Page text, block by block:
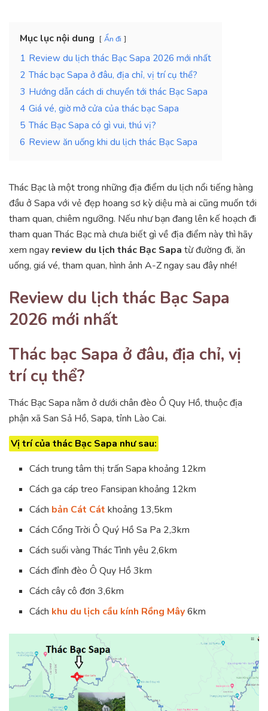
Mục lục nội dung Ẩn đi
1 Review du lịch thác Bạc Sapa 2026 mới nhất
2 Thác bạc Sapa ở đâu, địa chỉ, vị trí cụ thể?
3 Hướng dẫn cách di chuyển tới thác Bạc Sapa
4 Giá vé, giờ mở cửa của thác bạc Sapa
5 Thác Bạc Sapa có gì vui, thú vị?
6 Review ăn uống khi du lịch thác Bạc Sapa
Thác Bạc là một trong những địa điểm du lịch nổi tiếng hàng
đầu ở Sapa với vẻ đẹp hoang sơ kỳ diệu mà ai cũng muốn tới
tham quan, chiêm ngưỡng. Nếu như bạn đang lên kế hoạch đi
tham quan Thác Bạc mà chưa biết gì về địa điểm này thì hãy
xem ngay review du lịch thác Bạc Sapa từ đường đi, ăn
uống, giá vé, tham quan, hình ảnh A-Z ngay sau đây nhé!
Review du lịch thác Bạc Sapa
2026 mới nhất
Thác bạc Sapa ở đâu, địa chỉ, vị
trí cụ thể?
Thác Bạc Sapa nằm ở dưới chân đèo Ô Quy Hồ, thuộc địa
phận xã San Sả Hồ, Sapa, tỉnh Lào Cai.
Vị trí của thác Bạc Sapa như sau:
Cách trung tâm thị trấn Sapa khoảng 12km
Cách ga cáp treo Fansipan khoảng 12km
Cách bản Cát Cát khoảng 13,5km
Cách Cổng Trời Ô Quý Hồ Sa Pa 2,3km
Cách suối vàng Thác Tình yêu 2,6km
Cách đỉnh đèo Ô Quy Hồ 3km
Cách cây cô đơn 3,6km
Cách khu du lịch cầu kính Rồng Mây6km